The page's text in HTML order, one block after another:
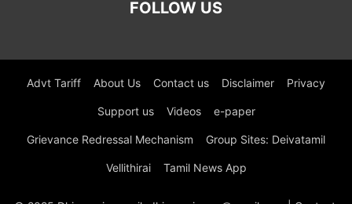
FOLLOW US
Advt Tariff About Us Contact us Disclaimer Privacy
Support us Videos e-paper
Grievance Redressal Mechanism Group Sites: Deivatamil
Vellithirai Tamil News App